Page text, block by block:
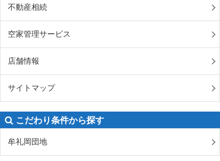
不動産相続
空家管理サービス
店舗情報
サイトマップ
こだわり条件から探す
牟礼岡団地